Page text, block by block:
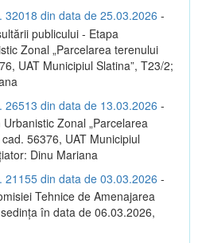
32018 din data de 25.03.2026 -
publicului - Etapa
Zonal „Parcelarea terenului
UAT Municipiul Slatina”, T23/2;
26513 din data de 13.03.2026 -
Zonal „Parcelarea
56376, UAT Municipiul
Dinu Mariana
21155 din data de 03.03.2026 -
Tehnice de Amenajarea
în data de 06.03.2026,